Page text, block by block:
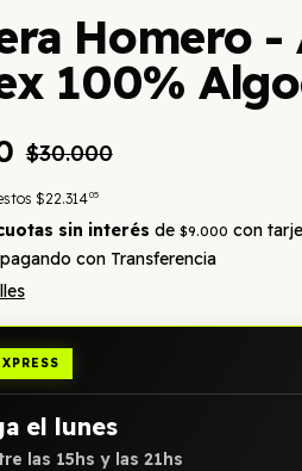
Homero
100%
$30.000
$22.31405
sin interés de $9.000 con
con Transferencia
el lunes
las 15hs y las 21hs